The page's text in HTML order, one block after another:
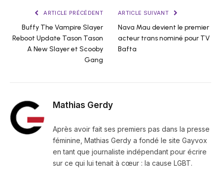
ARTICLE PRÉCÉDENT
Buffy The Vampire Slayer
Reboot Update Tason Tason
A New Slayer et Scooby
Gang
ARTICLE SUIVANT
Nava Mau devient le premier
acteur trans nominé pour TV
Bafta
Mathias Gerdy
Après avoir fait ses premiers pas dans la presse
féminine, Mathias Gerdy a fondé le site Gayvox
en tant que journaliste indépendant pour écrire
sur ce qui lui tenait à cœur : la cause LGBT.